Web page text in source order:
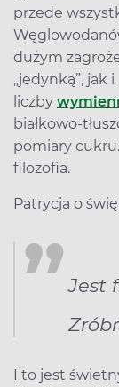
przede
dużym
„jedynką”, jak
liczby
białkowo-
pomiary
filozofia.
Patrycja o
Jest
I to jest